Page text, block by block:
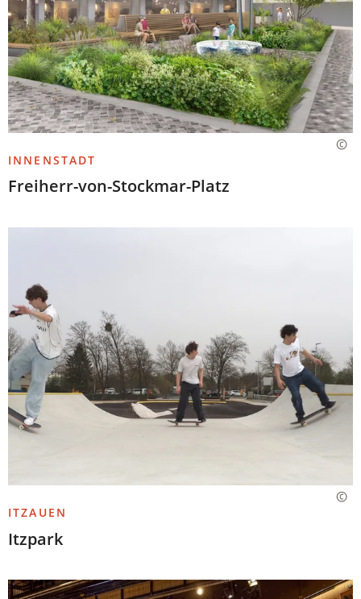
INNENSTADT
Freiherr-von-Stockmar-Platz
ITZAUEN
Itzpark